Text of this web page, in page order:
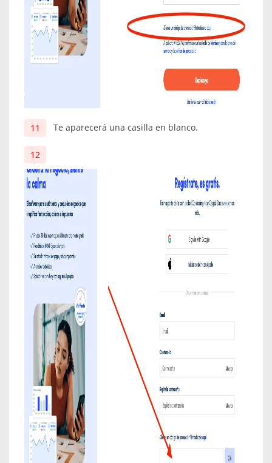
Te aparecerá una casilla en blanco.